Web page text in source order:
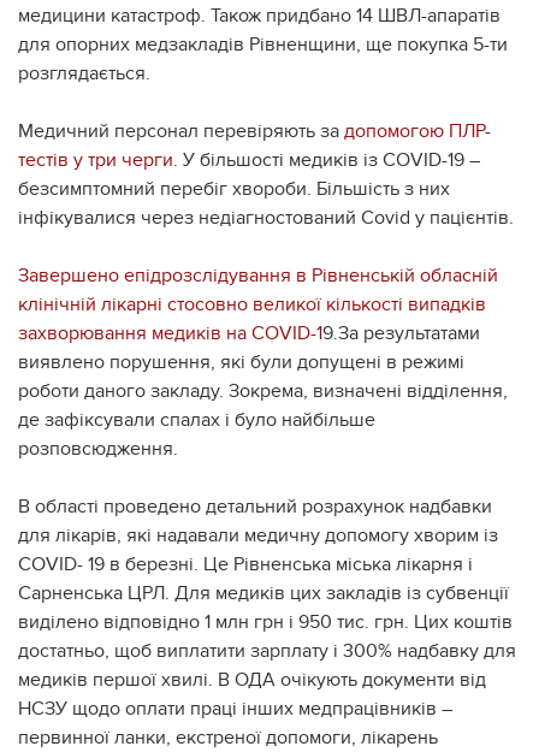
медицини катастроф. Також придбано 14 ШВЛ-апаратів
для опорних медзакладів Рівненщини, ще покупка 5-ти
розглядається.
Медичний персонал перевіряють за допомогою ПЛР-
тестів у три черги. У більшості медиків із COVID-19 –
безсимптомний перебіг хвороби. Більшість з них
інфікувалися через недіагностований Covid у пацієнтів.
Завершено епідрозслідування в Рівненській обласній
клінічній лікарні стосовно великої кількості випадків
захворювання медиків на COVID-19.За результатами
виявлено порушення, які були допущені в режимі
роботи даного закладу. Зокрема, визначені відділення,
де зафіксували спалах і було найбільше
розповсюдження.
В області проведено детальний розрахунок надбавки
для лікарів, які надавали медичну допомогу хворим із
COVID- 19 в березні. Це Рівненська міська лікарня і
Сарненська ЦРЛ. Для медиків цих закладів із субвенції
виділено відповідно 1 млн грн і 950 тис. грн. Цих коштів
достатньо, щоб виплатити зарплату і 300% надбавку для
медиків першої хвилі. В ОДА очікують документи від
НСЗУ щодо оплати праці інших медпрацівників –
первинної ланки, екстреної допомоги, лікарень